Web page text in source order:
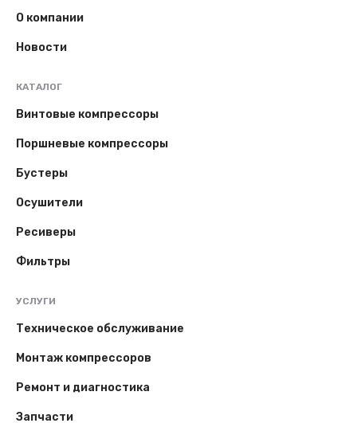
О компании
Новости
КАТАЛОГ
Винтовые компрессоры
Поршневые компрессоры
Бустеры
Осушители
Ресиверы
Фильтры
УСЛУГИ
Техническое обслуживание
Монтаж компрессоров
Ремонт и диагностика
Запчасти